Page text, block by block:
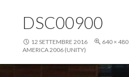
DSC00900
12 SETTEMBRE 2016 640 × 480
AMERICA 2006 (UNITY)